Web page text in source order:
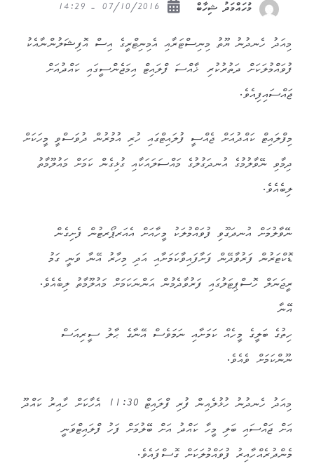
މުހައްމަދު ޝިހާބް
މިއަދު ހެނދުނު ޔޫތު މިނިސްޓަރާއި އެމިނިޓްރީގެ އިސް އޮފިޝަލުންނާއެކު
ފުވައްމުލަކަށް ދަތުރުކުރި ޚާއްސަ ފްލައިޓް އިމަޖެންސީގައި ކައްދުއަށް
ޖައްސައިފިއެވެ.
މިފްލައިޓް ކައްދުއަށް ޖެއްސީ ފުލައިޓްގައި ހުރި އުމުރުން ދުވަސްވީ މީހަކަށް
ދިމާވި ނޭވާލުމުގެ އުނދަގުލުގެ މައްސަލައަކާއި ގުޅިގެން ކަމަށް މައުލޫމާތު
ލިބެއެވެ.
ނޭވާލުމަށް އުނދަގޫވި ފުވައްމުލަކު މީހާއަށް އެއަރޕޯރޓުން ފެށިގެން
ޑޮކްޓަރުން ފަރުވާދޭން ފަށާފައިވާކަމަށާއި އަދި މިހާރު އޭނާ ވަނީ ގަމު
ރީޖަނަލް ހޮސްޕިޓަލުގައި ފަރުވާދެމުން އަންނަކަމަށް މައުލޫމާތު ލިބެއެވެ.
އޭނާ
ހިތުގެ ބަލީގެ މީހެއް ކަމަށާއި ނަމަވެސް އޭނާގެ ޙާލު ސީރިއަސް
ނޫންކަމަށް ވެއެވެ.
މިއަދު ހެނދުނު ހުޅުލެއިން ފުރި ފްލައިޓް 11:30 އެހާކަށް ހާއިރު ކައްދޫ
އަށް ޖައްސައި ބަލި މީހާ ކައްދު އަށް ބޭލުމަށް ފަހު ފްލައިޓްވަނީ
މެންދުރެއްހާއިރު ފުވައްމުލަކަށް ގޮސްފައެވެ.